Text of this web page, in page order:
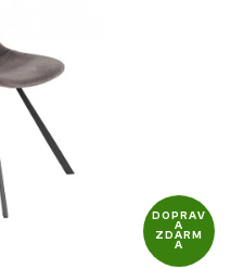
DOPRAV
A
ZDARM
A